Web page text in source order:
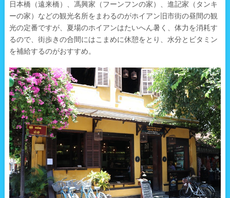
日本橋（遠来橋）、馮興家（フーンフンの家）、進記家（タンキ
ーの家）などの観光名所をまわるのがホイアン旧市街の昼間の観
光の定番ですが、夏場のホイアンはたいへん暑く、体力を消耗す
るので、街歩きの合間にはこまめに休憩をとり、水分とビタミン
を補給するのがおすすめ。